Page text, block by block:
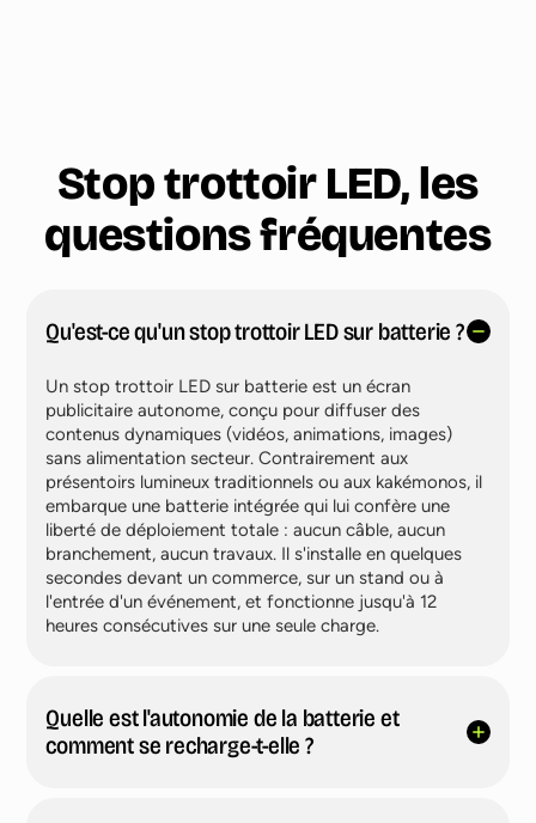
Stop trottoir LED, les
questions fréquentes
Qu'est-ce qu'un stop trottoir LED sur batterie ?
Un stop trottoir LED sur batterie est un écran
publicitaire autonome, conçu pour diffuser des
contenus dynamiques (vidéos, animations, images)
sans alimentation secteur. Contrairement aux
présentoirs lumineux traditionnels ou aux kakémonos, il
embarque une batterie intégrée qui lui confère une
liberté de déploiement totale : aucun câble, aucun
branchement, aucun travaux. Il s'installe en quelques
secondes devant un commerce, sur un stand ou à
l'entrée d'un événement, et fonctionne jusqu'à 12
heures consécutives sur une seule charge.
Quelle est l'autonomie de la batterie et
comment se recharge-t-elle ?